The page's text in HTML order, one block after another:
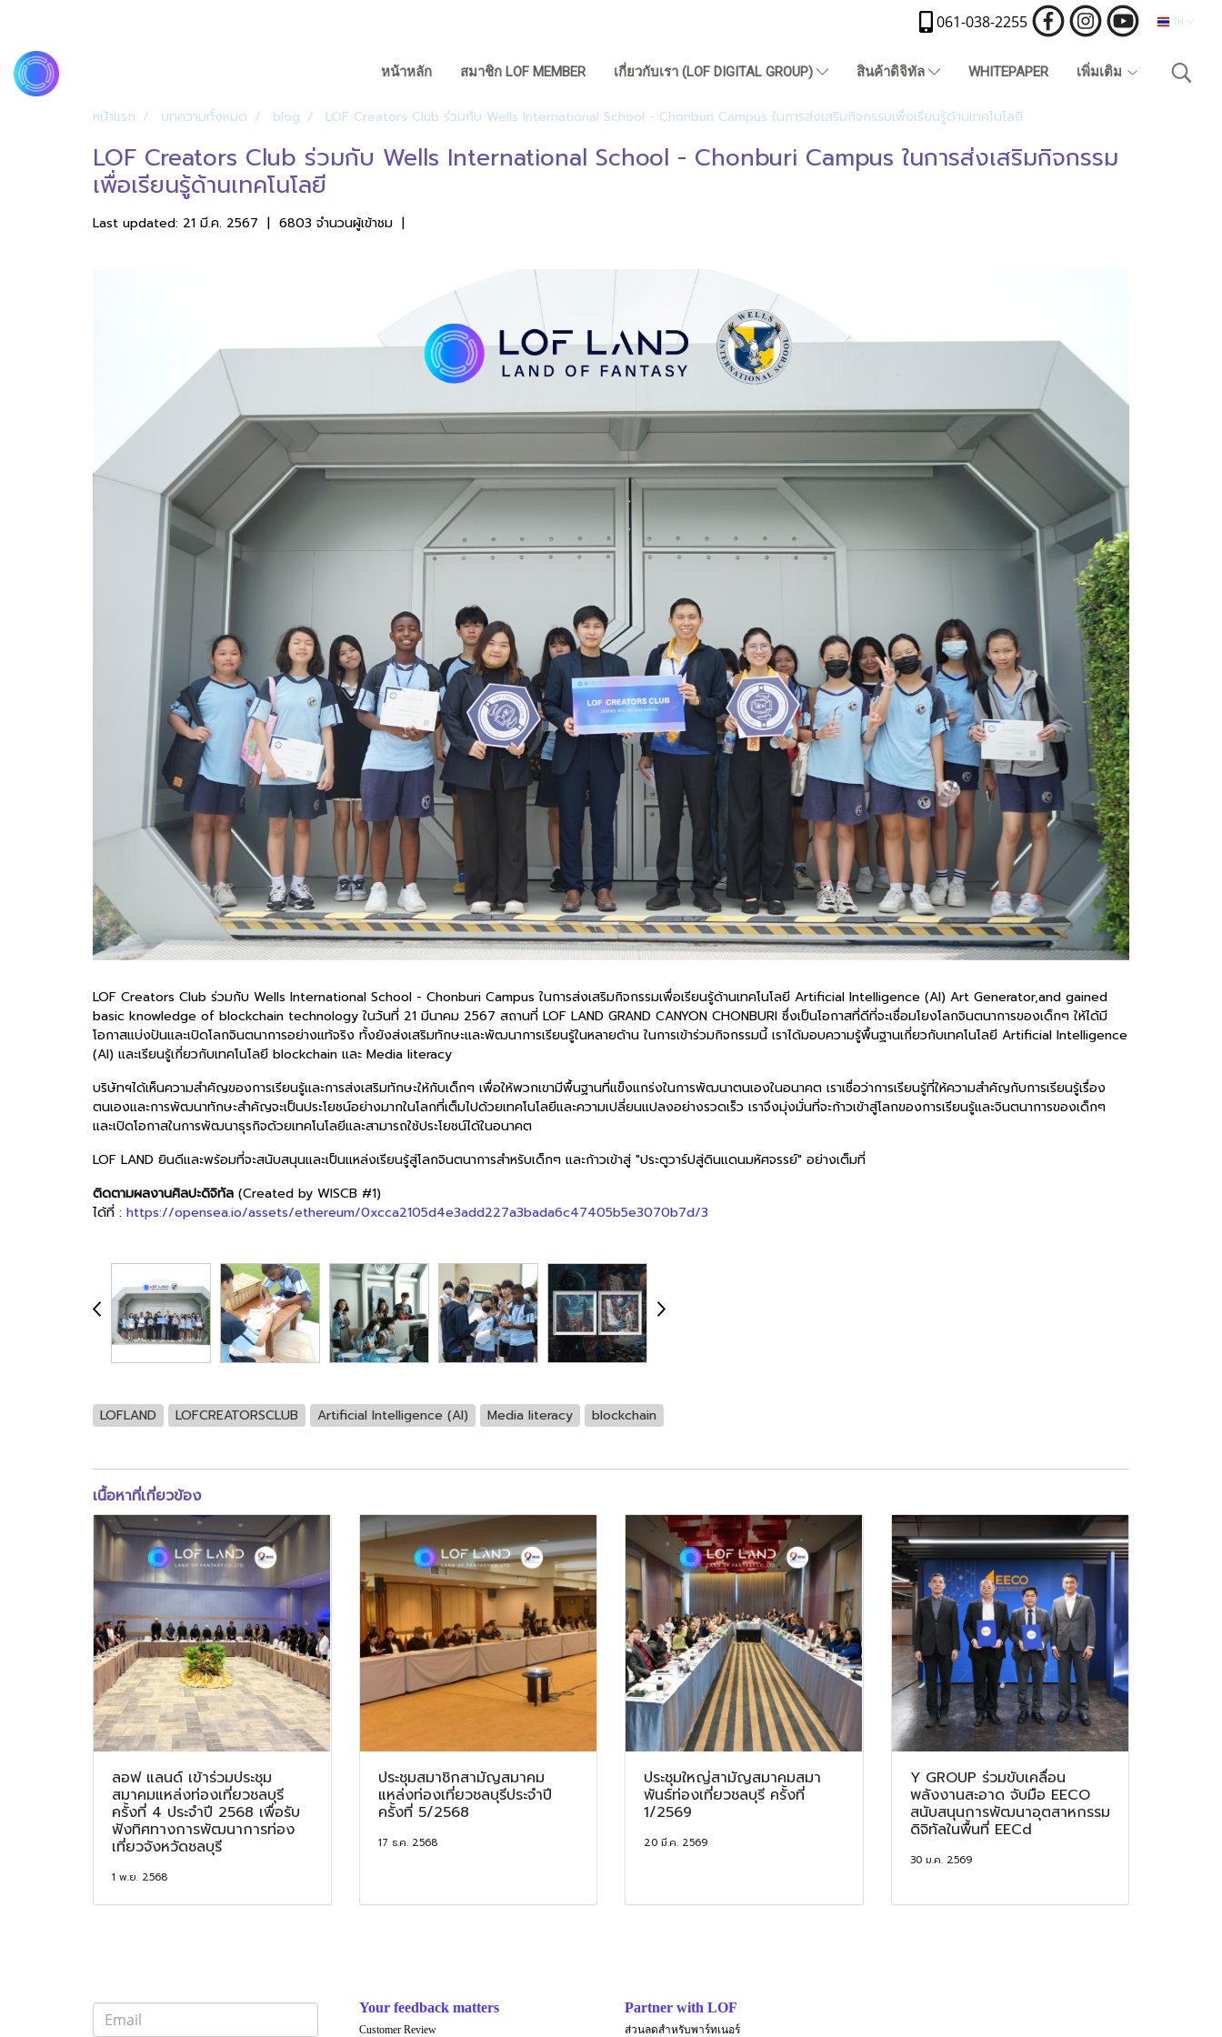
061-038-2255 TH
หน้าหลัก สมาชิก LOF MEMBER เกี่ยวกับเรา (LOF DIGITAL GROUP) สินค้าดิจิทัล WHITEPAPER เพิ่มเติม
หน้าแรก บทความทั้งหมด blog LOF Creators Club ร่วมกับ Wells International School - Chonburi Campus ในการส่งเสริมกิจกรรมเพื่อเรียนรู้ด้านเทคโนโลยี
LOF Creators Club ร่วมกับ Wells International School - Chonburi Campus ในการส่งเสริมกิจกรรม
เพื่อเรียนรู้ด้านเทคโนโลยี
Last updated: 21 มี.ค. 2567 | 6803 จำนวนผู้เข้าชม |
LOF Creators Club ร่วมกับ Wells International School - Chonburi Campus ในการส่งเสริมกิจกรรมเพื่อเรียนรู้ด้านเทคโนโลยี Artificial Intelligence (AI) Art Generator,and gained
basic knowledge of blockchain technology ในวันที่ 21 มีนาคม 2567 สถานที่ LOF LAND GRAND CANYON CHONBURI ซึ่งเป็นโอกาสที่ดีที่จะเชื่อมโยงโลกจินตนาการของเด็กๆ ให้ได้มี
โอกาสแบ่งปันและเปิดโลกจินตนาการอย่างแท้จริง ทั้งยังส่งเสริมทักษะและพัฒนาการเรียนรู้ในหลายด้าน ในการเข้าร่วมกิจกรรมนี้ เราได้มอบความรู้พื้นฐานเกี่ยวกับเทคโนโลยี Artificial Intelligence
(AI) และเรียนรู้เกี่ยวกับเทคโนโลยี blockchain และ Media literacy
บริษัทฯได้เห็นความสำคัญของการเรียนรู้และการส่งเสริมทักษะให้กับเด็กๆ เพื่อให้พวกเขามีพื้นฐานที่แข็งแกร่งในการพัฒนาตนเองในอนาคต เราเชื่อว่าการเรียนรู้ที่ให้ความสำคัญกับการเรียนรู้เรื่อง
ตนเองและการพัฒนาทักษะสำคัญจะเป็นประโยชน์อย่างมากในโลกที่เต็มไปด้วยเทคโนโลยีและความเปลี่ยนแปลงอย่างรวดเร็ว เราจึงมุ่งมั่นที่จะก้าวเข้าสู่โลกของการเรียนรู้และจินตนาการของเด็กๆ
และเปิดโอกาสในการพัฒนาธุรกิจด้วยเทคโนโลยีและสามารถใช้ประโยชน์ได้ในอนาคต
LOF LAND ยินดีและพร้อมที่จะสนับสนุนและเป็นแหล่งเรียนรู้สู่โลกจินตนาการสำหรับเด็กๆ และก้าวเข้าสู่ "ประตูวาร์ปสู่ดินแดนมหัศจรรย์" อย่างเต็มที่
ติดตามผลงานศิลปะดิจิทัล (Created by WISCB #1)
ได้ที่ : https://opensea.io/assets/ethereum/0xcca2105d4e3add227a3bada6c47405b5e3070b7d/3
LOFLAND LOFCREATORSCLUB Artificial Intelligence (AI) Media literacy blockchain
เนื้อหาที่เกี่ยวข้อง
ลอฟ แลนด์ เข้าร่วมประชุม
สมาคมแหล่งท่องเที่ยวชลบุรี
ครั้งที่ 4 ประจำปี 2568 เพื่อรับ
ฟังทิศทางการพัฒนาการท่อง
เที่ยวจังหวัดชลบุรี
1 พ.ย. 2568
ประชุมสมาชิกสามัญสมาคม
แหล่งท่องเที่ยวชลบุรีประจำปี
ครั้งที่ 5/2568
17 ธ.ค. 2568
ประชุมใหญ่สามัญสมาคมสมา
พันธ์ท่องเที่ยวชลบุรี ครั้งที่
1/2569
20 มี.ค. 2569
Y GROUP ร่วมขับเคลื่อน
พลังงานสะอาด จับมือ EECO
สนับสนุนการพัฒนาอุตสาหกรรม
ดิจิทัลในพื้นที่ EECd
30 ม.ค. 2569
Your feedback matters
Customer Review
Partner with LOF
ส่วนลดสำหรับพาร์ทเนอร์